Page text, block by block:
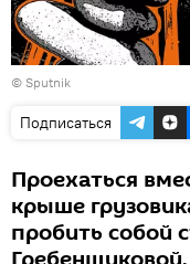
© Sputnik
Подписаться
Проехаться
крыше
пробить собой